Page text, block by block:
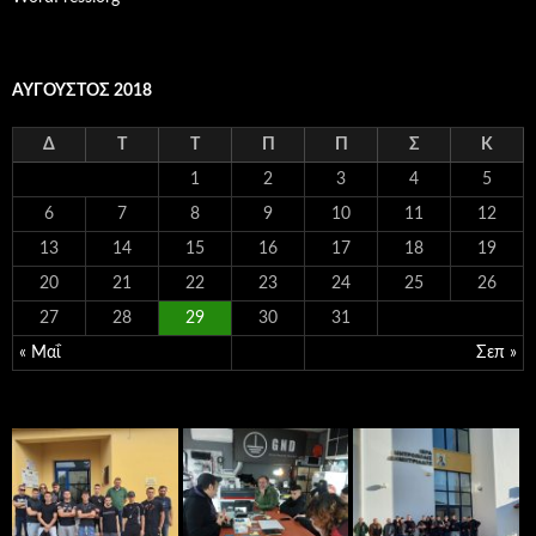
ΑΎΓΟΥΣΤΟΣ 2018
Δ Σ Κ
« Μαΐ Σεπ »
1 2 3 4 5
6 7 8 9 10 11 12
13 14 15 16 17 18 19
20 21 22 23 24 25 26
27 28 29 30 31